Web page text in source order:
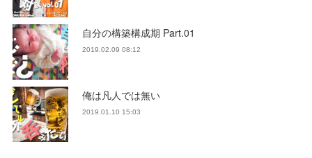
自分の構築構成期 Part.01
2019.02.09 08:12
俺は凡人では無い
2019.01.10 15:03